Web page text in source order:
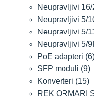
Neupravljivi
Neupravljivi 5/
Neupravljivi 5/
Neupravljivi 5/
PoE adapteri (6)
SFP moduli (9)
Konverteri (15)
REK ORMARI